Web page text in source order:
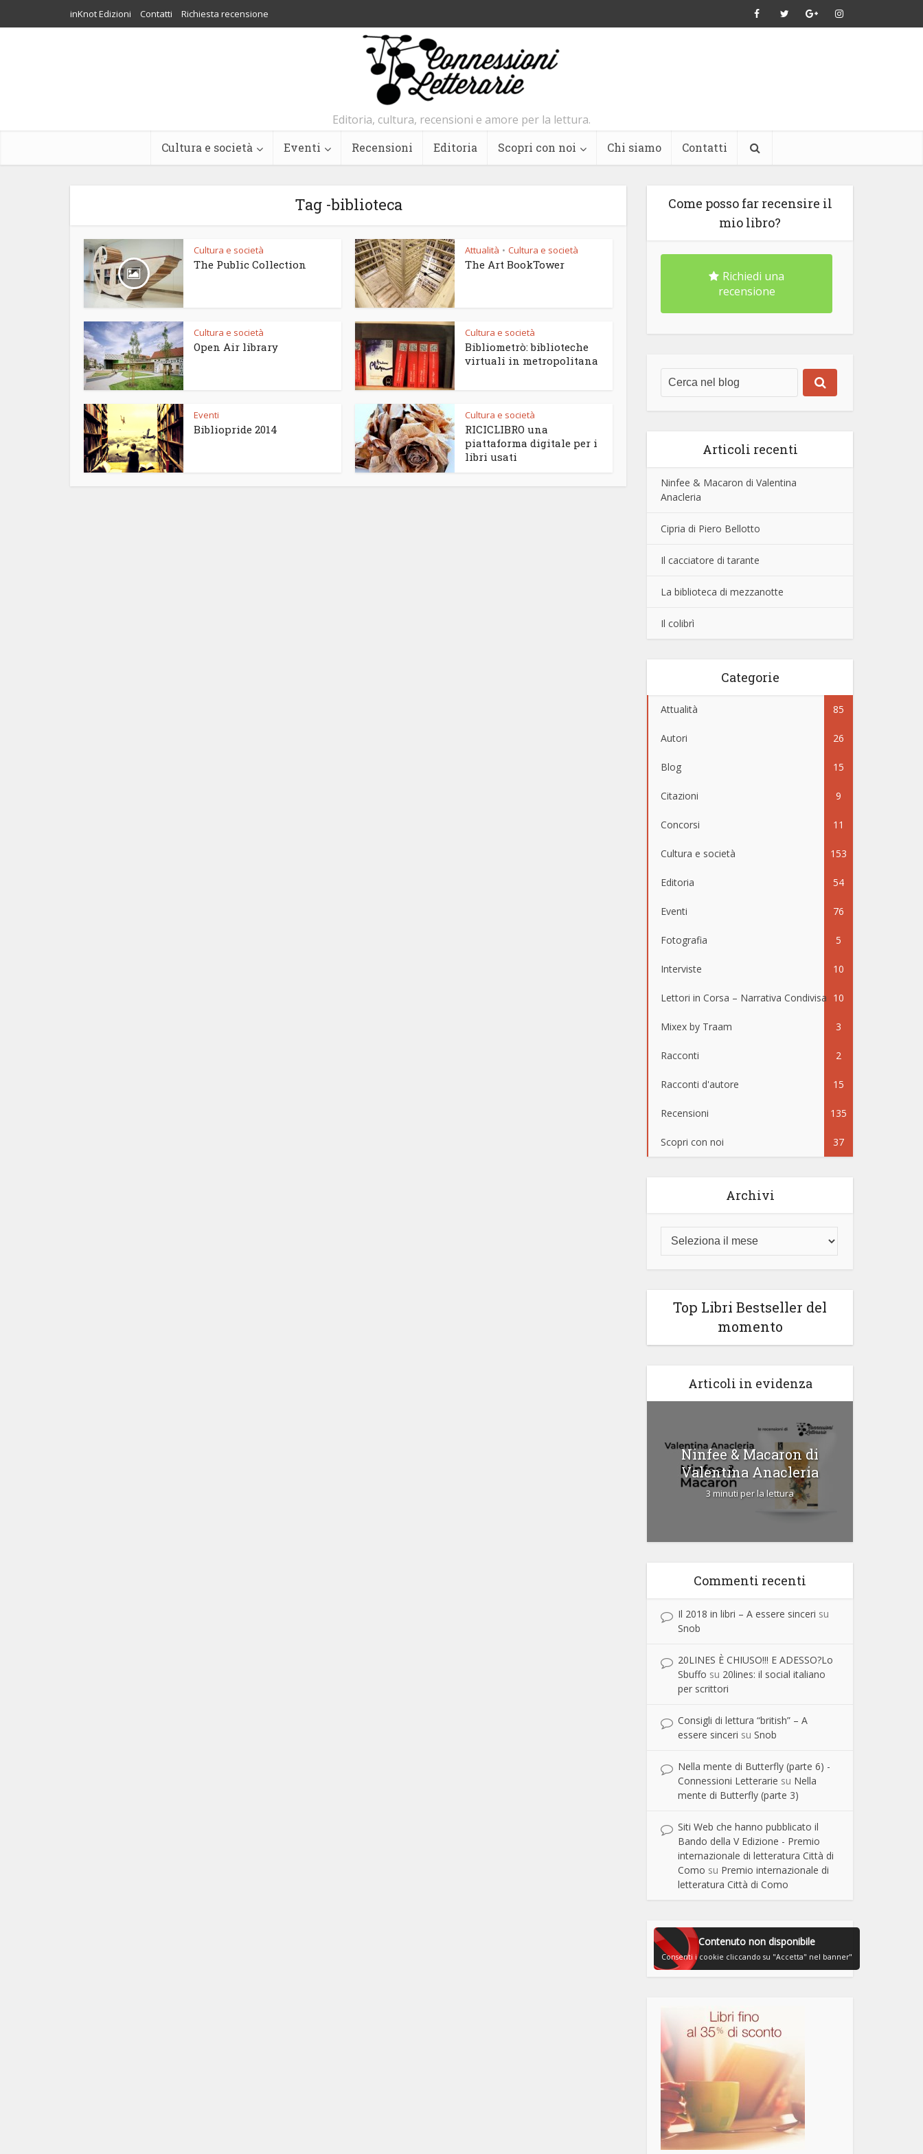
inKnot Edizioni Contatti Richiesta recensione
Editoria, cultura, recensioni e amore per la lettura.
Cultura e società Eventi Recensioni Editoria Scopri con noi Chi siamo Contatti
Tag -biblioteca
Cultura e società
The Public Collection
Attualità • Cultura e società
The Art BookTower
Cultura e società
Open Air library
Cultura e società
Bibliometrò: biblioteche
virtuali in metropolitana
Eventi
Bibliopride 2014
Cultura e società
RICICLIBRO una
piattaforma digitale per i
libri usati
Come posso far recensire il
mio libro?
Richiedi una
recensione
Articoli recenti
Ninfee & Macaron di Valentina
Anacleria
Cipria di Piero Bellotto
Il cacciatore di tarante
La biblioteca di mezzanotte
Il colibrì
Categorie
Attualità 85
Autori 26
Blog 15
Citazioni 9
Concorsi 11
Cultura e società 153
Editoria 54
Eventi 76
Fotografia 5
Interviste 10
Lettori in Corsa – Narrativa Condivisa 10
Mixex by Traam 3
Racconti 2
Racconti d'autore 15
Recensioni 135
Scopri con noi 37
Archivi
Top Libri Bestseller del
momento
Articoli in evidenza
Ninfee & Macaron di
Valentina Anacleria
3 minuti per la lettura
Commenti recenti
Il 2018 in libri – A essere sinceri su
Snob
20LINES È CHIUSO!!! E ADESSO?Lo
Sbuffo su 20lines: il social italiano
per scrittori
Consigli di lettura “british” – A
essere sinceri su Snob
Nella mente di Butterfly (parte 6) -
Connessioni Letterarie su Nella
mente di Butterfly (parte 3)
Siti Web che hanno pubblicato il
Bando della V Edizione - Premio
internazionale di letteratura Città di
Como su Premio internazionale di
letteratura Città di Como
Contenuto non disponibile
Consenti i cookie cliccando su "Accetta" nel banner"